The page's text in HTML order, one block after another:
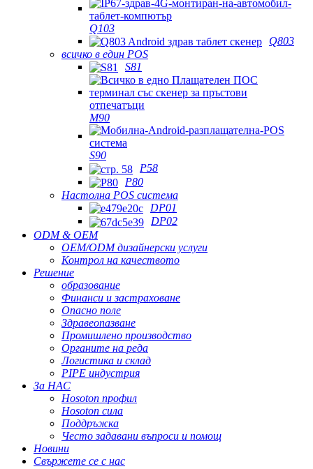
Q103
Q803
всичко в един POS
S81
M90
S90
P58
P80
Настолна POS система
DP01
DP02
ODM & OEM
OEM/ODM дизайнерски услуги
Контрол на качеството
Решение
образование
Финанси и застраховане
Опасно поле
Здравеопазване
Промишлено производство
Органите на реда
Логистика и склад
PIPE индустрия
За НАС
Hosoton профил
Hosoton сила
Поддръжка
Често задавани въпроси и помощ
Новини
Свържете се с нас